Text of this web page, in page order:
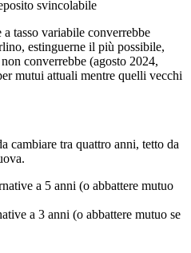
svincolabile
tasso variabile converrebbe
estinguerne il più possibile,
converrebbe (agosto 2024,
mutui attuali mentre quelli vecchi
cambiare tra quattro anni, tetto da
a 5 anni (o abbattere mutuo
a 3 anni (o abbattere mutuo se